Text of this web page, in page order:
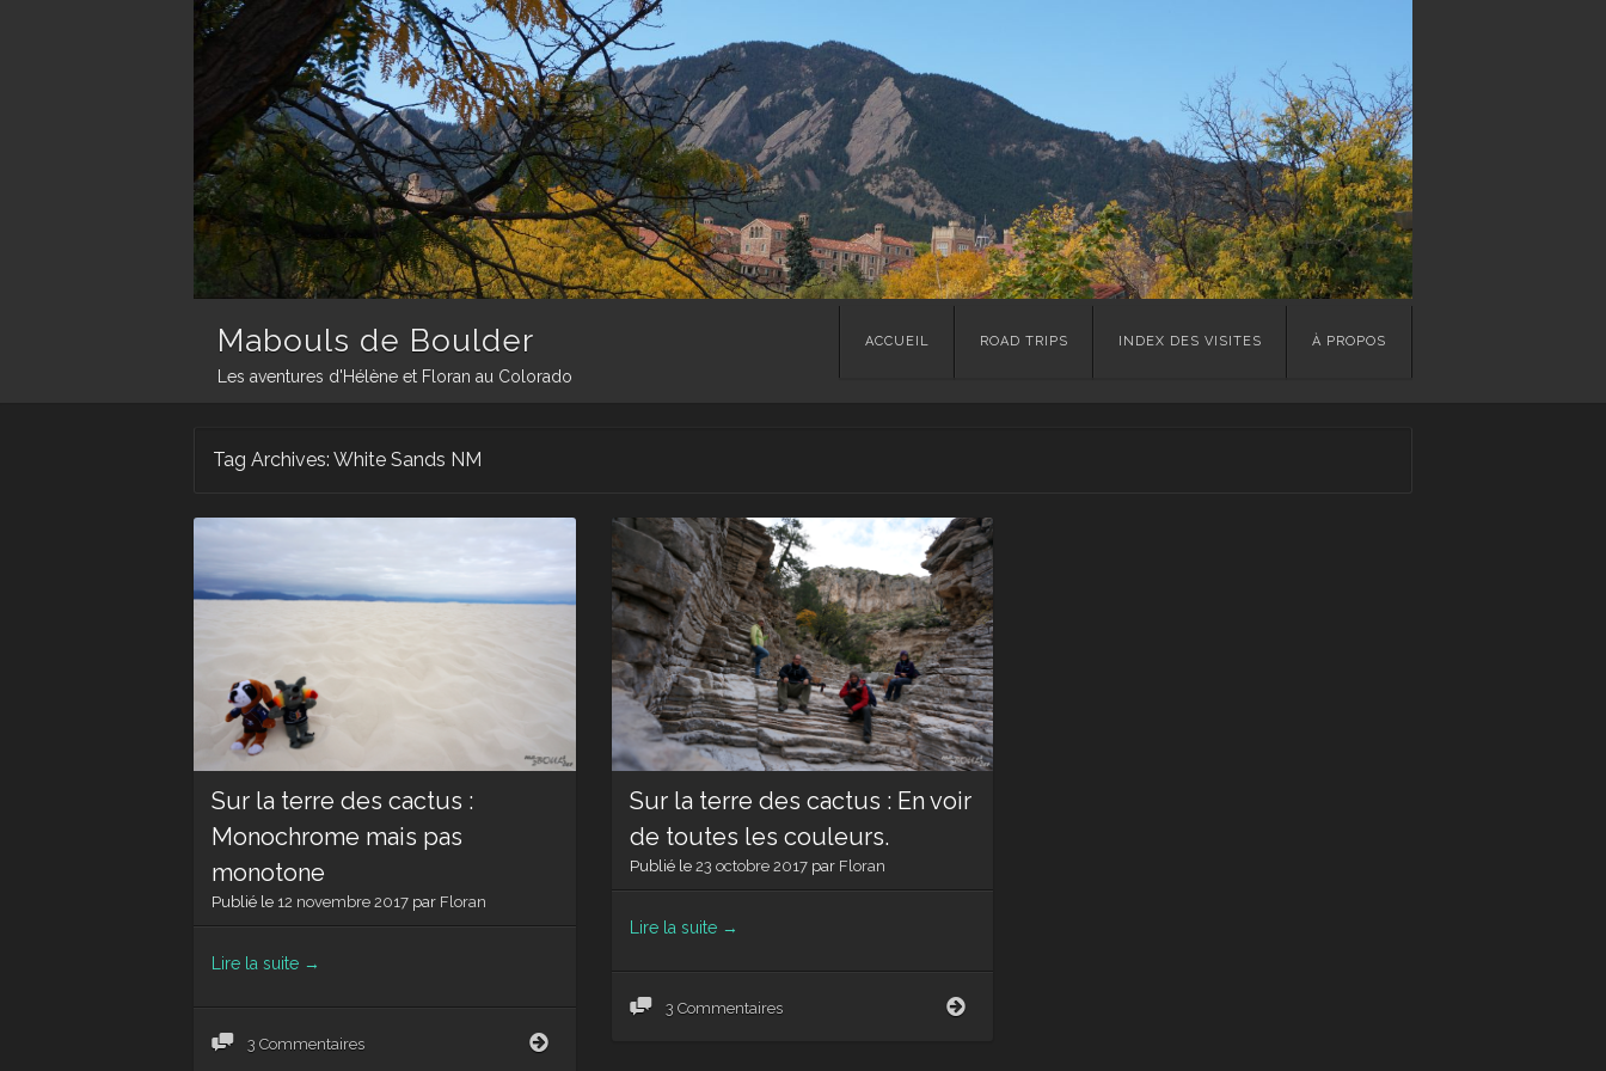
Mabouls de Boulder
Les aventures d'Hélène et Floran au Colorado
Skip
ACCUEIL ROAD TRIPS INDEX DES VISITES À PROPOS
Tag Archives: White Sands NM
Sur la terre des cactus :
Monochrome mais pas
monotone
Publié le 12 novembre 2017 par Floran
Lire la suite →
3 Commentaires
Sur la terre des cactus : En voir
de toutes les couleurs.
Publié le 23 octobre 2017par Floran
Lire la suite →
3 Commentaires